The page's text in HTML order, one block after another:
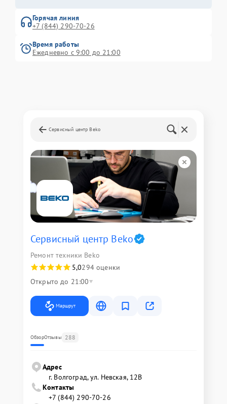
Горячая линия
+7 (844) 290-70-26
Время работы
Ежедневно с 9:00 до 21:00
Сервисный центр Beko
Сервисный центр Beko
Ремонт техники Beko
5,0294 оценки
Открыто до 21:00
Маршрут
ОбзорОтзывы 288
Адрес
г. Волгоград, ул. Невская, 12В
Контакты
+7 (844) 290-70-26